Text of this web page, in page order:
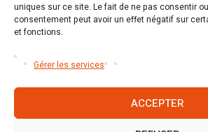
uniques sur ce site. Le fait de ne pas consentir
consentement peut avoir un effet négatif sur
et fonctions.
Gérer les services
ACCEPTER
Tu dois êtreconnectéPoster un